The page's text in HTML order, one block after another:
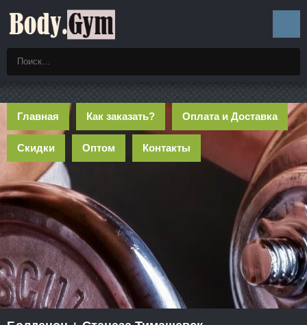
Главная Как заказать? Оплата и Доставка
Скидки Оптом Контакты